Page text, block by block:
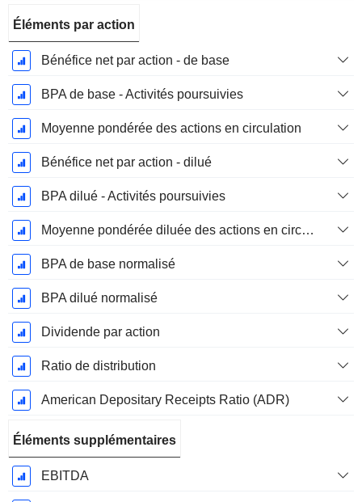
Éléments par action
Bénéfice net par action - de base
BPA de base - Activités poursuivies
Moyenne pondérée des actions en circulation
Bénéfice net par action - dilué
BPA dilué - Activités poursuivies
Moyenne pondérée diluée des actions en circulation
BPA de base normalisé
BPA dilué normalisé
Dividende par action
Ratio de distribution
American Depositary Receipts Ratio (ADR)
Éléments supplémentaires
EBITDA